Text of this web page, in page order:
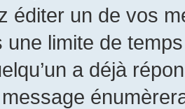
éditer un de vos
une limite de
a déjà